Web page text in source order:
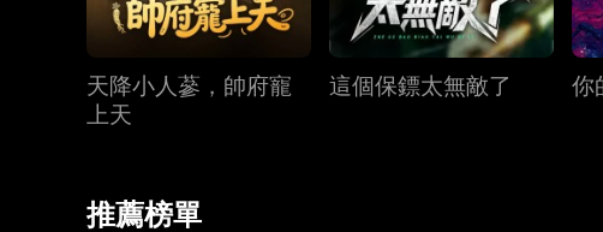
天降小人蔘，帥府寵
上天
這個保鏢太無敵了 你
推薦榜單